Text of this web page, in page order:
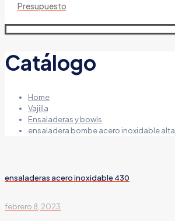
Presupuesto
Catálogo
Home
Vajilla
Ensaladeras y bowls
ensaladera bombe acero inoxidable alta
ensaladeras acero inoxidable 430
febrero 8, 2023